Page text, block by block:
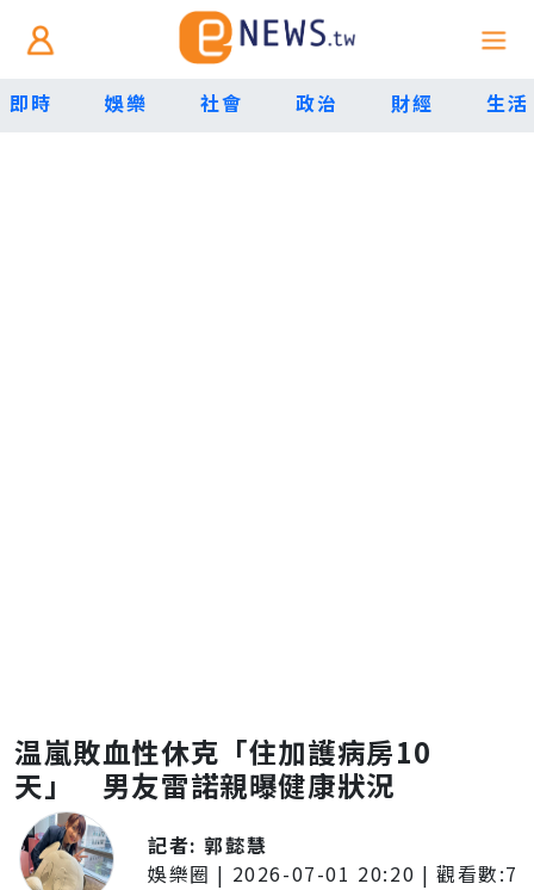
即時 娛樂 社會 政治 財經 生活
温嵐敗血性休克「住加護病房10
天」 男友雷諾親曝健康狀況
記者:郭懿慧
娛樂圈 | 2026-07-01 20:20 | 觀看數:7